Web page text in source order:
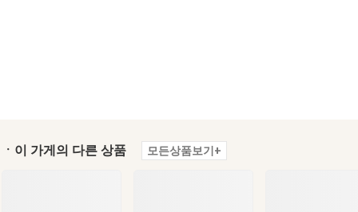
ㆍ이 가게의 다른 상품 모든상품보기+